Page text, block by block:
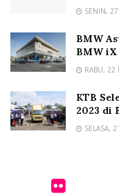
SENIN,
BMW
BMW iX
RABU, 22
KTB
2023 di
SELASA,